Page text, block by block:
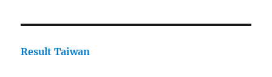
Result Taiwan